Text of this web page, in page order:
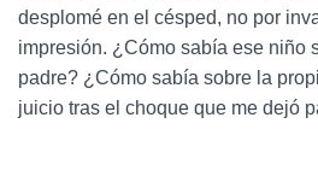
desplomé en el césped, no por
impresión. ¿Cómo sabía ese niño
padre? ¿Cómo sabía sobre la
juicio tras el choque que me dejó